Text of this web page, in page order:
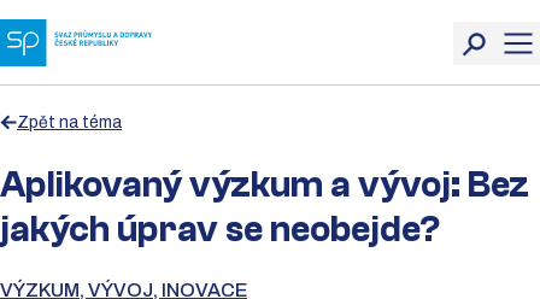
Zpět na téma
Aplikovaný výzkum a vývoj: Bez
jakých úprav se neobejde?
VÝZKUM, VÝVOJ, INOVACE